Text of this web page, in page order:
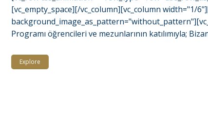
[vc_empty_space][/vc_column][vc_column width="1/
Programı öğrencileri ve mezunlarının katılımıyla;
Explore